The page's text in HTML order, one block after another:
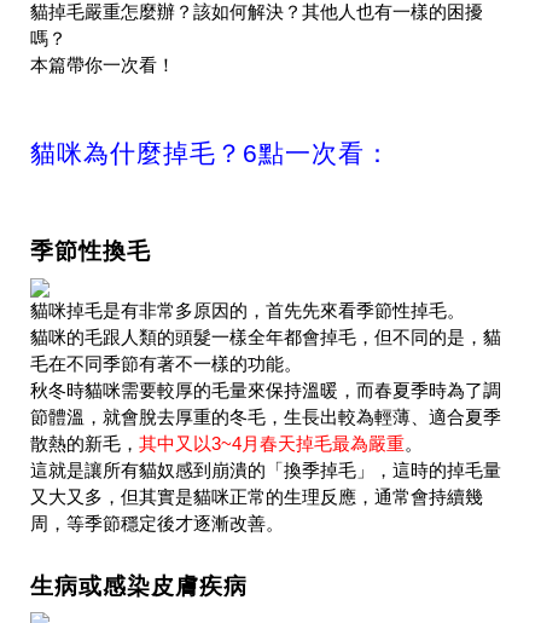
貓掉毛嚴重怎麼辦？該如何解決？其他人也有一樣的困擾
嗎？
本篇帶你一次看！
貓咪為什麼掉毛？6點一次看：
季節性換毛
貓咪掉毛是有非常多原因的，首先先來看季節性掉毛。
貓咪的毛跟人類的頭髮一樣全年都會掉毛，但不同的是，貓
毛在不同季節有著不一樣的功能。
秋冬時貓咪需要較厚的毛量來保持溫暖，而春夏季時為了調
節體溫，就會脫去厚重的冬毛，生長出較為輕薄、適合夏季
散熱的新毛， 其中又以3~4月春天掉毛最為嚴重。
這就是讓所有貓奴感到崩潰的「換季掉毛」，這時的掉毛量
又大又多，但其實是貓咪正常的生理反應，通常會持續幾
周，等季節穩定後才逐漸改善。
生病或感染皮膚疾病